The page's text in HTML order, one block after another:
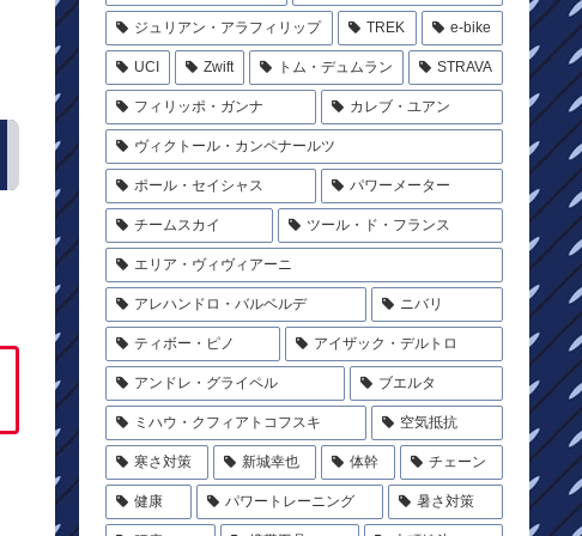
ジュリアン・アラフィリップ TREK e-bike
UCI Zwift トム・デュムラン STRAVA
フィリッポ・ガンナ カレブ・ユアン
ヴィクトール・カンペナールツ
ポール・セイシャス パワーメーター
チームスカイ ツール・ド・フランス
エリア・ヴィヴィアーニ
アレハンドロ・バルベルデ ニバリ
ティボー・ピノ アイザック・デルトロ
アンドレ・グライペル ブエルタ
ミハウ・クフィアトコフスキ 空気抵抗
寒さ対策 新城幸也 体幹 チェーン
健康 パワートレーニング 暑さ対策